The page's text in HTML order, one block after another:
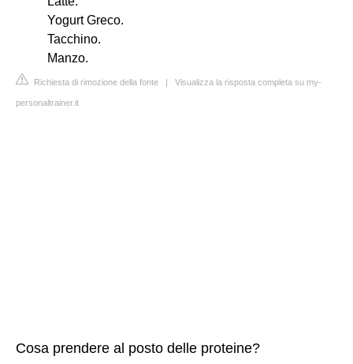
Yogurt Greco.
Tacchino.
Manzo.
Richiesta di rimozione della fonte | Visualizza la risposta completa su my-
personaltrainer.it
Cosa prendere al posto delle proteine?